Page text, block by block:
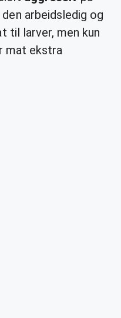
arbeidsledig og
til larver, men kun
mat ekstra